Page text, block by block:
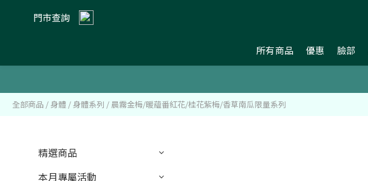
門市查詢
所有商品 優惠 臉部
全部商品 / 身體 / 身體系列 / 晨霧金梅/暖蘊番紅花/桂花紫梅/香草南瓜限量系列
精選商品
本月專屬活動